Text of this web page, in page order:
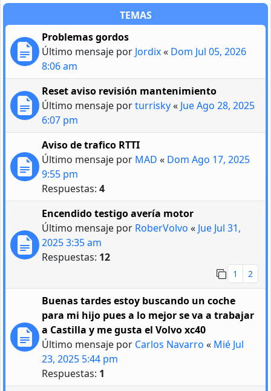
TEMAS
Problemas gordos
Último mensaje por Jordix« Dom Jul 05, 2026
8:06 am
Reset aviso revisión mantenimiento
Último mensaje porturrisky« Jue Ago 28, 2025
6:07 pm
Aviso de trafico RTTI
Último mensaje por MAD « Dom Ago 17, 2025
9:55 pm
Respuestas: 4
Encendido testigo avería motor
Último mensaje por RoberVolvo « Jue Jul 31,
2025 3:35 am
Respuestas: 12
1 2
Buenas tardes estoy buscando un coche
para mi hijo pues a lo mejor se va a trabajar
a Castilla y me gusta el Volvo xc40
Último mensaje por Carlos Navarro « Mié Jul
23, 2025 5:44 pm
Respuestas: 1